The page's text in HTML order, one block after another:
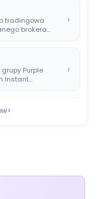
tradingowa
brokera
›
Purple
Instant
›
›